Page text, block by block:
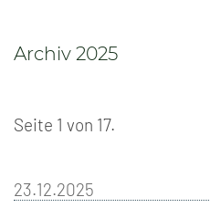
Archiv 2025
Seite 1 von 17.
23.12.2025